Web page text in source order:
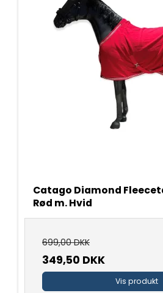
Catago Diamond
Rød m. Hvid
699,00 DKK
349,50 DKK
Vis produkt